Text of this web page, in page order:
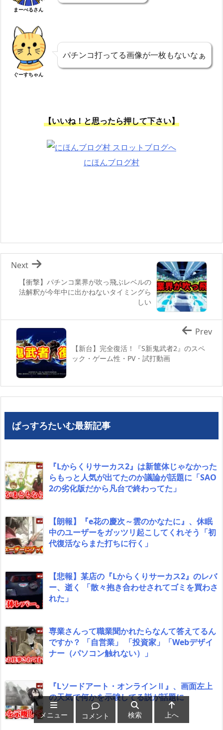
まーべるさん
ぐーすちゃん
パチンコ打ってる画像が一枚もないなぁ
【いいね！と思ったら押して下さい】
にほんブログ村
【衝撃】パチンコ業界が吹っ飛ぶレベルの
法解釈が今年中に出かねないタイミングら
しい
Next
【新台】完全復活！『S新鬼武者2』のスペ
ック・ゲーム性・PV・試打動画
Prev
ぱっすろたいむ最新記事
『Lからくりサーカス2』は新筐体じゃなかった
らもっと人気が出てたのか議論が話題に「SAO
2の劣化版だから凡台で終わってた」
【朗報】『e花の慶次～雲のかなたに』、休眠
中のユーザーをガッツリ起こしてくれそう「初
代復活ならまた打ちに行く」
【悲報】某店の『Lからくりサーカス2』のレバ
ー、逝く 「散々抱き合わせされてゴミを買わさ
れた」
専業さんって職業聞かれたらなんて答えてるん
ですか？ 「自営業」 「投資家」「Webデザイ
ナー（パソコン触れない）」
『Lソードアート・オンラインⅡ』、画面左上
の天気で何かを示唆してる説が話題に
メニュー コメント 検索 上へ